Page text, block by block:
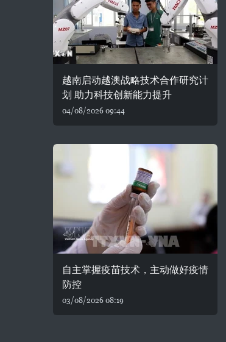
越南启动越澳战略技术合作研究计
划 助力科技创新能力提升
04/08/2026 09:44
自主掌握疫苗技术，主动做好疫情
防控
03/08/2026 08:19